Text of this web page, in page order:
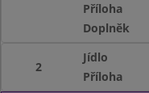
Příloha
Doplněk
2
Jídlo
Příloha